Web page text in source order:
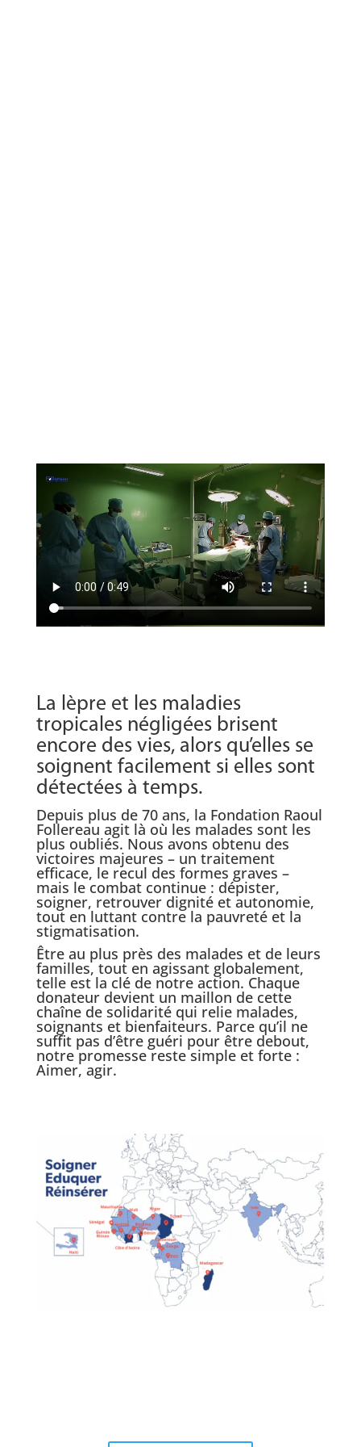
La lèpre et les maladies
tropicales négligées brisent
encore des vies, alors qu’elles se
soignent facilement si elles sont
détectées à temps.
Depuis plus de 70 ans, la Fondation Raoul
Follereau agit là où les malades sont les
plus oubliés. Nous avons obtenu des
victoires majeures – un traitement
efficace, le recul des formes graves –
mais le combat continue : dépister,
soigner, retrouver dignité et autonomie,
tout en luttant contre la pauvreté et la
stigmatisation.
Être au plus près des malades et de leurs
familles, tout en agissant globalement,
telle est la clé de notre action. Chaque
donateur devient un maillon de cette
chaîne de solidarité qui relie malades,
soignants et bienfaiteurs. Parce qu’il ne
suffit pas d’être guéri pour être debout,
notre promesse reste simple et forte :
Aimer, agir.